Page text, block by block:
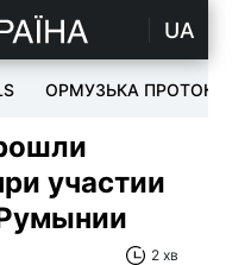
UA
ОРМУЗЬКА ПРОТОКА
участии
2 хв